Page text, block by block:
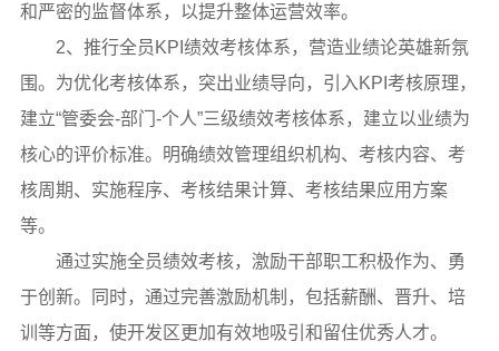
和严密的监督体系，以提升整体运营效率。
2、推行全员KPI绩效考核体系，营造业绩论英雄新氛
围。为优化考核体系，突出业绩导向，引入KPI考核原理，
建立“管委会-部门-个人”三级绩效考核体系，建立以业绩为
核心的评价标准。明确绩效管理组织机构、考核内容、考
核周期、实施程序、考核结果计算、考核结果应用方案
等。
通过实施全员绩效考核，激励干部职工积极作为、勇
于创新。同时，通过完善激励机制，包括薪酬、晋升、培
训等方面，使开发区更加有效地吸引和留住优秀人才。